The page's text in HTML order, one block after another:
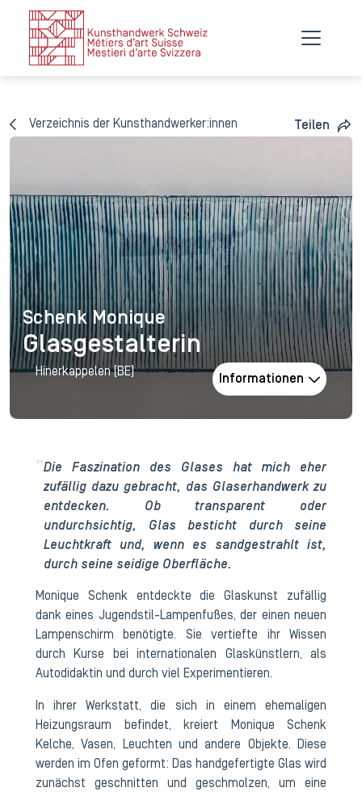
Verzeichnis der Kunsthandwerker:innen Teilen
Schenk Monique
Schenk Monique
Glasgestalterin
Hinerkappelen (BE)
Informationen
Die Faszination des Glases hat mich eher
zufällig dazu gebracht, das Glaserhandwerk zu
entdecken. Ob transparent oder
undurchsichtig, Glas besticht durch seine
Leuchtkraft und, wenn es sandgestrahlt ist,
durch seine seidige Oberfläche.
Monique Schenk entdeckte die Glaskunst zufällig
dank eines Jugendstil-Lampenfußes, der einen neuen
Lampenschirm benötigte. Sie vertiefte ihr Wissen
durch Kurse bei internationalen Glaskünstlern, als
Autodidaktin und durch viel Experimentieren.
In ihrer Werkstatt, die sich in einem ehemaligen
Heizungsraum befindet, kreiert Monique Schenk
Kelche, Vasen, Leuchten und andere Objekte. Diese
werden im Ofen geformt: Das handgefertigte Glas wird
zunächst geschnitten und geschmolzen, um eine